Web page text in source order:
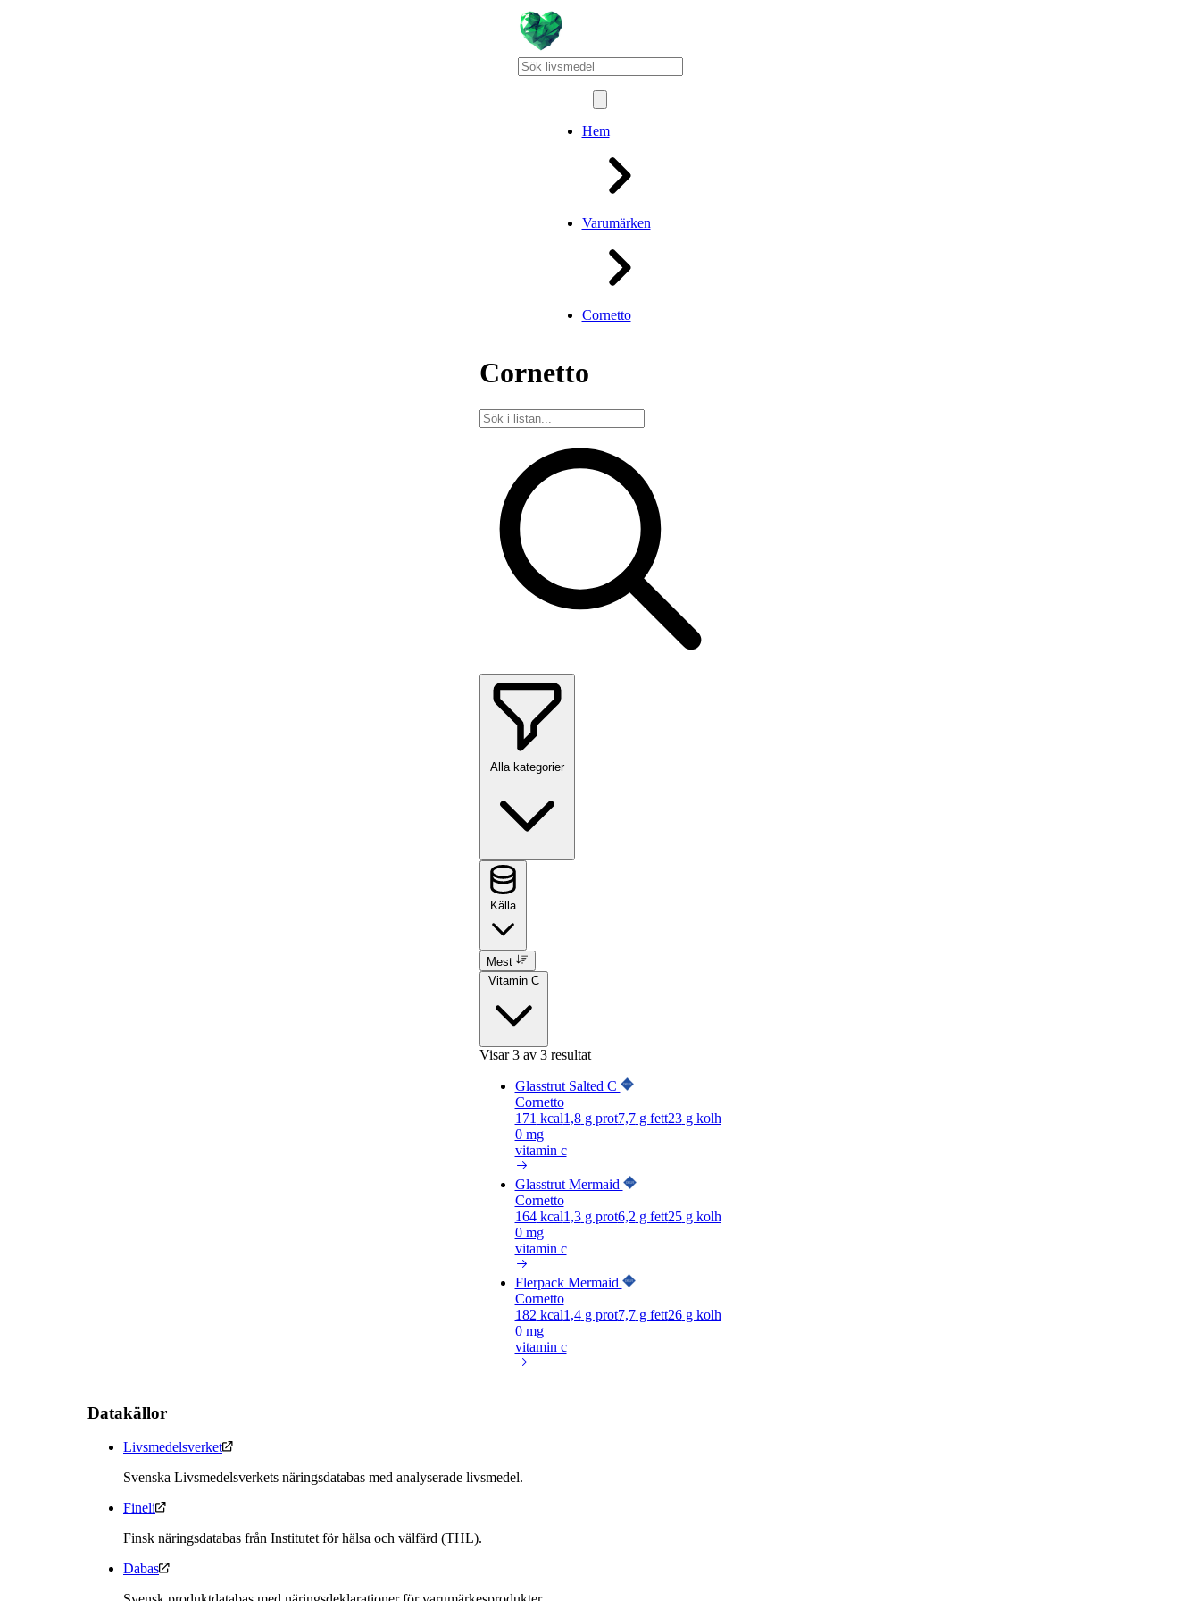
Hem
Varumärken
Cornetto
Cornetto
Alla kategorier
Källa
Mest
Vitamin C
Visar3av 3 resultat
Glasstrut Salted C
Cornetto
171 kcal1,8g prot7,7g fett23g kolh
0 mg
vitamin c
Glasstrut Mermaid
Cornetto
164kcal1,3g prot6,2 g fett25g kolh
0 mg
vitamin c
Flerpack Mermaid
Cornetto
182 kcal1,4g prot7,7g fett26g kolh
0 mg
vitamin c
Datakällor
Livsmedelsverket
Svenska Livsmedelsverkets näringsdatabas med analyserade livsmedel.
Fineli
Finsk näringsdatabas från Institutet för hälsa och välfärd (THL).
Dabas